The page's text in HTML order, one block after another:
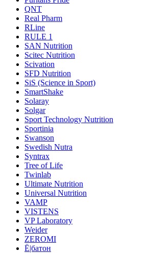
QNT
Real Pharm
RLine
RULE 1
SAN Nutrition
Scitec Nutrition
Scivation
SFD Nutrition
SiS (Science in Sport)
SmartShake
Solaray
Solgar
Sport Technology Nutrition
Sportinia
Swanson
Swedish Nutra
Syntrax
Tree of Life
Twinlab
Ultimate Nutrition
Universal Nutrition
VAMP
VISTENS
VP Laboratory
Weider
ZEROMI
Ё|батон